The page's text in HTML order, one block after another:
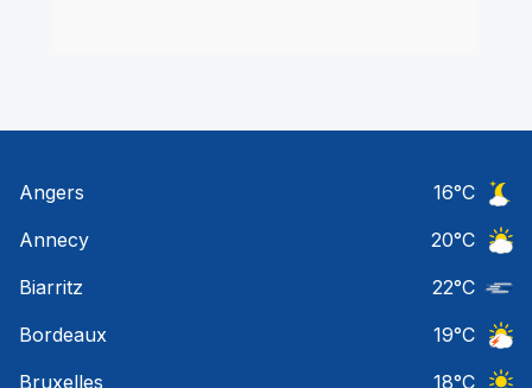
Angers 16°C
Annecy
20°C
Biarritz
22°C
Bordeaux
19°C
Bruxelles
18°C